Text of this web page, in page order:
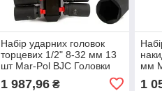
Набір ударних головок
торцевих 1/2" 8-32 мм 13
шт Mar-Pol BJC Головки
1 987,96₴
мм
1